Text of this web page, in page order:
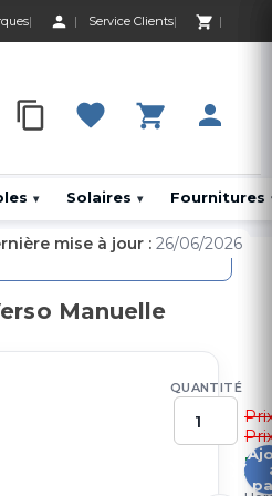
Service Clients
0 Produit 0,00
0 Produit 0,00 DH
▾ Solaires ▾ Fournitures
Manuelle
QUANTITÉ
3
mise à jour : 26/06/2026